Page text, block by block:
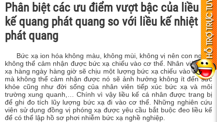
X-
Phân biệt các ưu điểm vượt bậc của liều
kế quang phát quang so với liều kế nhiệt
phát quang
Bức xạ ion hóa không màu, không mùi, không vị nên con người
không thể cảm nhận được bức xạ chiếu vào cơ thể. Nhân viên bức
xạ hàng ngày hàng giờ sẽ chịu một lượng bức xạ chiếu vào cơ thể
mà không thể cảm nhận được nó sẽ ảnh hưởng không ít đến sức
khỏe cũng như đời sống của nhân viên tiếp xúc bức xạ và môi
trường xung quanh,… Chính vì vậy liều kế cá nhân được trang bị
để ghi đo tích lũy lượng bức xạ đi vào cơ thể. Những nghiên cứu
viên sử dụng đồng vị phóng xạ được yêu cầu bắt buộc đeo liều kế
để có thể lập hồ sơ phơi nhiễm bức xạ nghề nghiệp.